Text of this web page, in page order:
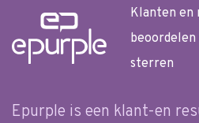
Klanten en
sterren
Epurple is een klant-en